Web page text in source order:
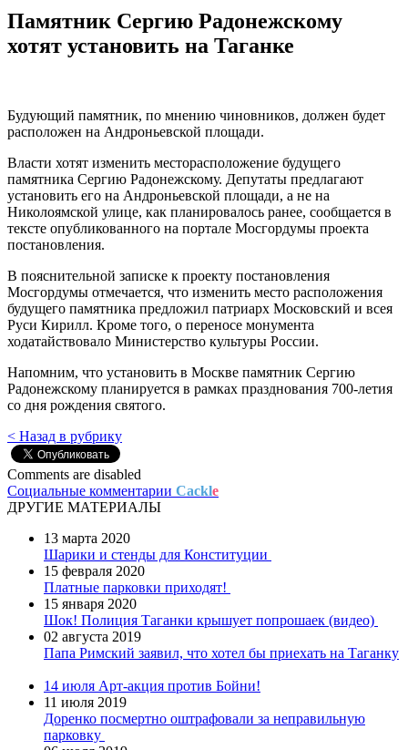
Памятник Сергию Радонежскому
хотят установить на Таганке
Будующий памятник, по мнению чиновников, должен будет
расположен на Андроньевской площади.
Власти хотят изменить месторасположение будущего
памятника Сергию Радонежскому. Депутаты предлагают
установить его на Андроньевской площади, а не на
Николоямской улице, как планировалось ранее, сообщается в
тексте опубликованного на портале Мосгордумы проекта
постановления.
В пояснительной записке к проекту постановления
Мосгордумы отмечается, что изменить место расположения
будущего памятника предложил патриарх Московский и всея
Руси Кирилл. Кроме того, о переносе монумента
ходатайствовало Министерство культуры России.
Напомним, что установить в Москве памятник Сергию
Радонежскому планируется в рамках празднования 700-летия
со дня рождения святого.
< Назад в рубрику
Comments are disabled
Социальные комментарии Cackle
ДРУГИЕ МАТЕРИАЛЫ
13 марта 2020
Шарики и стенды для Конституции
15 февраля 2020
Платные парковки приходят!
15 января 2020
Шок! Полиция Таганки крышует попрошаек (видео)
02 августа 2019
Папа Римский заявил, что хотел бы приехать на Таганку
14 июля Арт-акция против Бойни!
11 июля 2019
Доренко посмертно оштрафовали за неправильную
парковку